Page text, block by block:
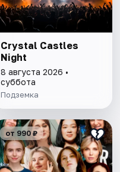
Сrystal Castles
Night
8 августа 2026 •
суббота
Подземка
от 990 ₽